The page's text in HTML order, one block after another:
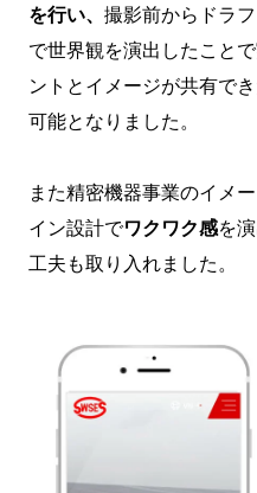
を行い、 撮影前からドラ
で世界観を演出したこと
ントとイメージが共有で
可能となりました。
また精密機器事業のイメ
イン設計でワクワク感を
工夫も取り入れました。